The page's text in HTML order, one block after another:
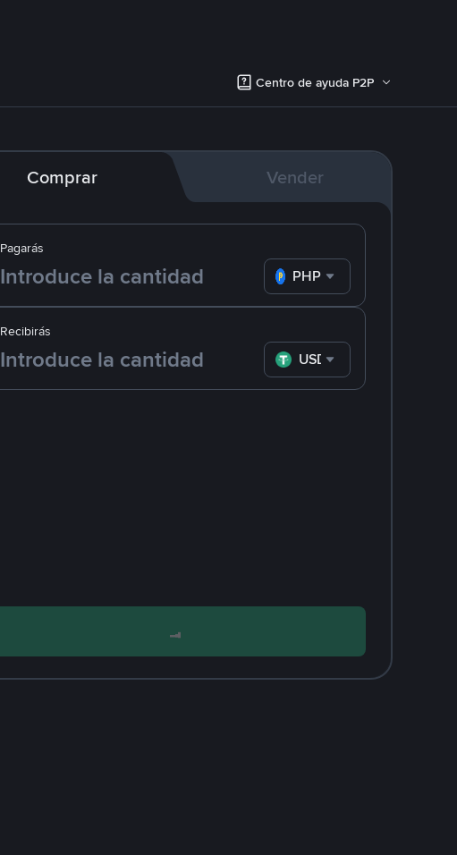
Centro de ayuda P2P
Comprar Vender
Pagarás
PHP
Recibirás
USDT